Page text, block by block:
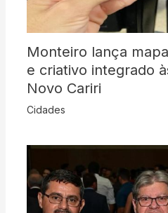
Monteiro lança
e criativo integrado
Novo Cariri
Cidades